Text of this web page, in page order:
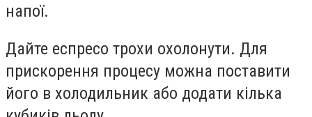
напої.
Дайте еспресо трохи охолонути. Для
прискорення процесу можна поставити
його в холодильник або додати кілька